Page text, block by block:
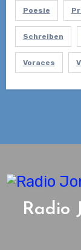
Poesie
Schreiben
Voraces
Radio